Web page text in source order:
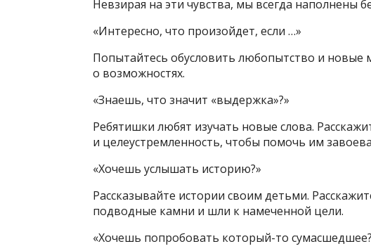
Невзирая на эти чувства, мы всегда наполнены
«Интересно, что произойдет, если …»
Попытайтесь обусловить любопытство и новые
о возможностях.
«Знаешь, что значит «выдержка»?»
Ребятишки любят изучать новые слова.
и целеустремленность, чтобы помочь им
«Хочешь услышать историю?»
Рассказывайте истории своим детьми.
подводные камни и шли к намеченной цели.
«Хочешь попробовать который-то